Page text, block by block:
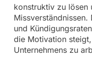
konstruktiv zu lösen
Missverständnissen.
und
die Motivation
Unternehmens zu